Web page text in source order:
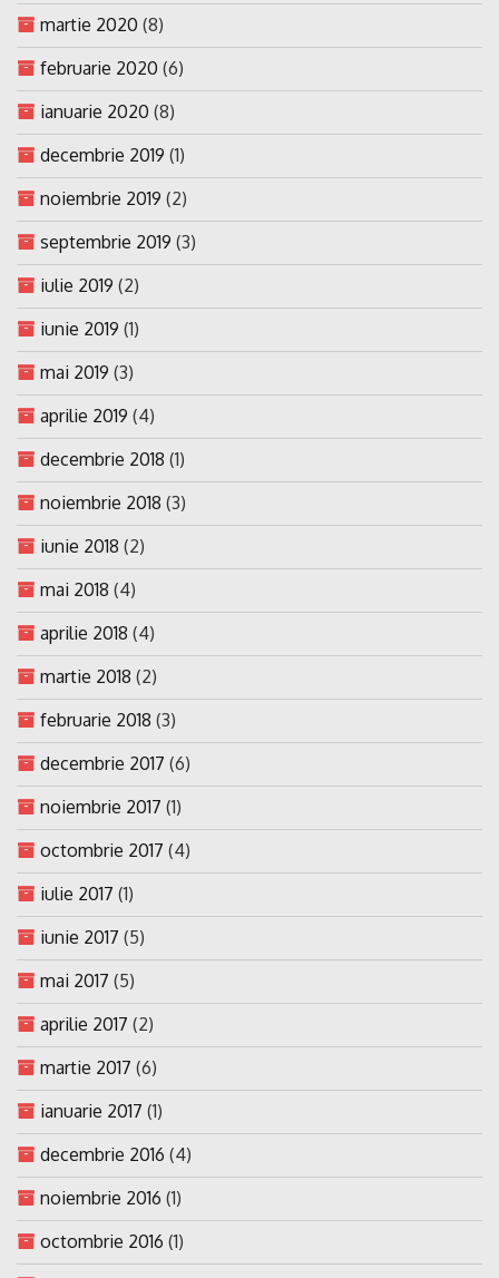
martie 2020 (8)
februarie 2020 (6)
ianuarie 2020 (8)
decembrie 2019 (1)
noiembrie 2019 (2)
septembrie 2019 (3)
iulie 2019 (2)
iunie 2019 (1)
mai 2019 (3)
aprilie 2019 (4)
decembrie 2018 (1)
noiembrie 2018 (3)
iunie 2018 (2)
mai 2018 (4)
aprilie 2018 (4)
martie 2018 (2)
februarie 2018 (3)
decembrie 2017 (6)
noiembrie 2017 (1)
octombrie 2017 (4)
iulie 2017 (1)
iunie 2017 (5)
mai 2017 (5)
aprilie 2017 (2)
martie 2017 (6)
ianuarie 2017 (1)
decembrie 2016 (4)
noiembrie 2016 (1)
octombrie 2016 (1)